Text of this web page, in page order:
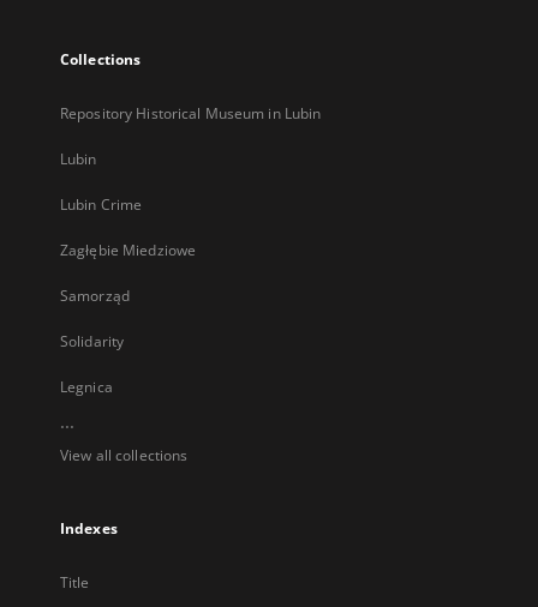
Collections
Repository Historical Museum in Lubin
Lubin
Lubin Crime
Zagłębie Miedziowe
Samorząd
Solidarity
Legnica
...
View all collections
Indexes
Title